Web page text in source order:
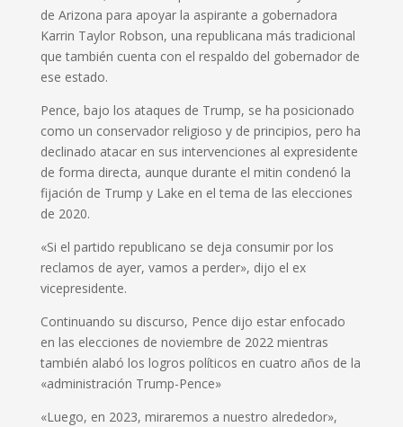
de Arizona para apoyar la aspirante a gobernadora
Karrin Taylor Robson, una republicana más tradicional
que también cuenta con el respaldo del gobernador de
ese estado.
Pence, bajo los ataques de Trump, se ha posicionado
como un conservador religioso y de principios, pero ha
declinado atacar en sus intervenciones al expresidente
de forma directa, aunque durante el mitin condenó la
fijación de Trump y Lake en el tema de las elecciones
de 2020.
«Si el partido republicano se deja consumir por los
reclamos de ayer, vamos a perder», dijo el ex
vicepresidente.
Continuando su discurso, Pence dijo estar enfocado
en las elecciones de noviembre de 2022 mientras
también alabó los logros políticos en cuatro años de la
«administración Trump-Pence»
«Luego, en 2023, miraremos a nuestro alrededor»,